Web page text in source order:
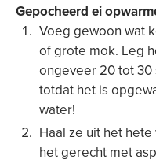
Gepocheerd ei
Voeg gewoon wat
of grote mok. Leg
ongeveer 20 tot
totdat het is
water!
Haal ze uit het
het gerecht met